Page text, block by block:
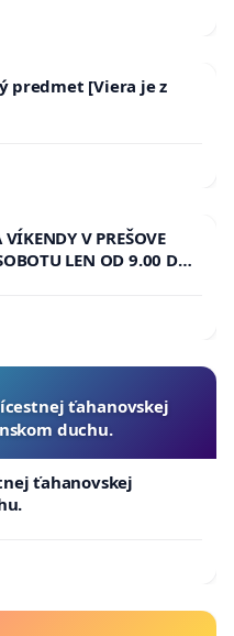
zhorší náladu
ďalšie prepúšťanie.
spotrebu na
svoje záväzky voči
kríza.
z ničoho, čo vyvolá
projekty“ zelených
o to väčšej krízy
musieť
predmet [Viera je z
V PREŠOVE
LEN OD 9.00 DO
CIEĽ 8.00 – 18.00
STAVBY C-AREA NA
ťahanovskej
duchu.
ťahanovskej